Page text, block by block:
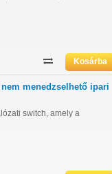
nem menedzselhető ipari
switch, amely a